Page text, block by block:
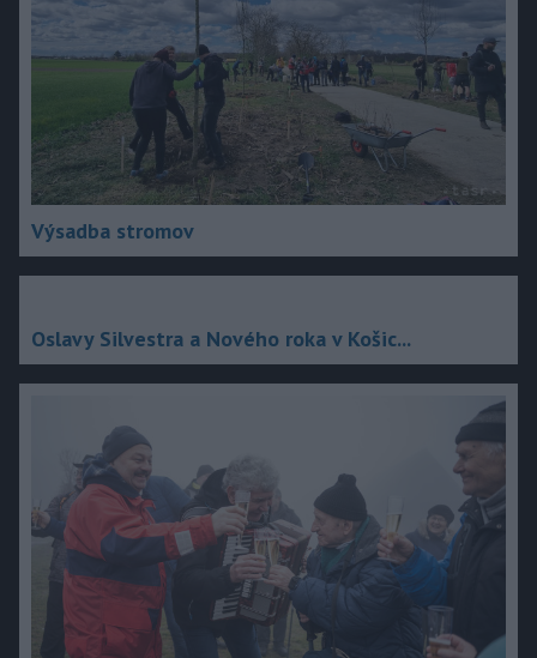
Výsadba stromov
Oslavy Silvestra a Nového roka v Košic...